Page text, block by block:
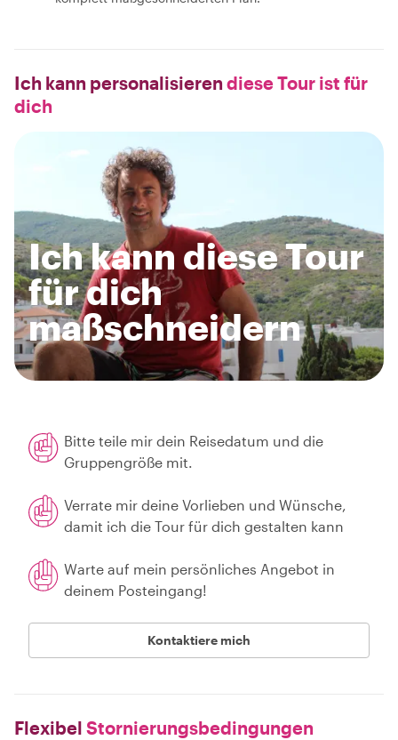
Ich kann personalisieren diese Tour ist für
dich
Ich kann diese Tour
für dich
maßschneidern
Bitte teile mir dein Reisedatum und die
Gruppengröße mit.
Verrate mir deine Vorlieben und Wünsche,
damit ich die Tour für dich gestalten kann
Warte auf mein persönliches Angebot in
deinem Posteingang!
Kontaktiere mich
Flexibel Stornierungsbedingungen